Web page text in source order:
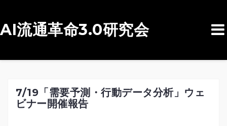
コ
AI流通革命3.0研究会
7/19「需要予測・行動データ分析」ウェ
ビナー開催報告